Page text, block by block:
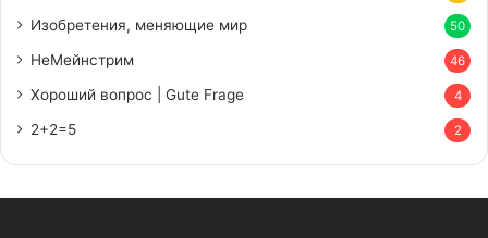
Изобретения, меняющие мир 50
НеМейнстрим 46
Хороший вопрос | Gute Frage 4
2+2=5 2